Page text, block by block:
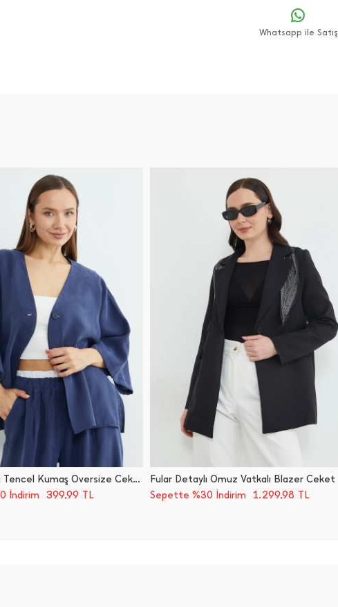
Whatsapp ile Satış
Tek Düğmeli Tencel Kumaş Oversize Ceket
İndirim
399,99 TL
Fular Detaylı Omuz Vatkalı Blazer Ceket
Sepette %30 İndirim
1.299,98 TL